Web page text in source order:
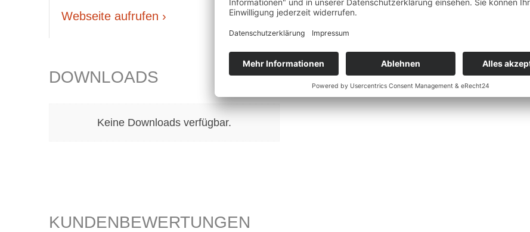
Webseite aufrufen ›
DOWNLOADS
Keine Downloads verfügbar.
KUNDENBEWERTUNGEN